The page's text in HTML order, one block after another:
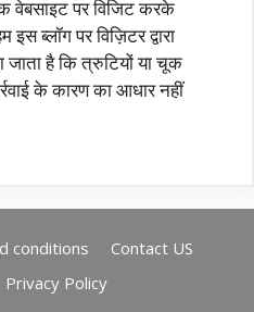
वेबसाइट पर विजिट करके
ब्लॉग पर विज़िटर द्वारा
जाता है कि त्रुटियों या चूक
के कारण का आधार नहीं
conditions
Contact US
Privacy Policy